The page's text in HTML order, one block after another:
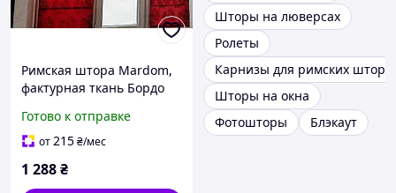
Римская штора Mardom,
фактурная ткань Бордо
Готово к отправке
от215₴/мес
1 288₴
Шторы на люверсах
Ролеты
Карнизы для римских штор
Шторы на окна
Фотошторы
Блэкаут